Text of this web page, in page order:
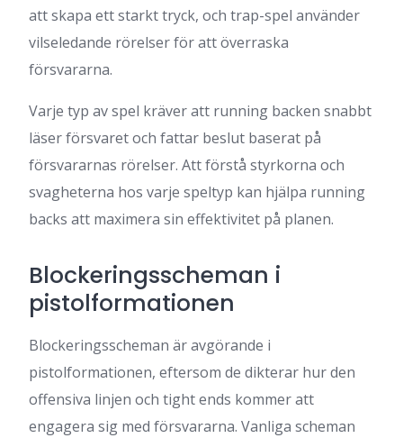
att skapa ett starkt tryck, och trap-spel använder
vilseledande rörelser för att överraska
försvararna.
Varje typ av spel kräver att running backen snabbt
läser försvaret och fattar beslut baserat på
försvararnas rörelser. Att förstå styrkorna och
svagheterna hos varje speltyp kan hjälpa running
backs att maximera sin effektivitet på planen.
Blockeringsscheman i
pistolformationen
Blockeringsscheman är avgörande i
pistolformationen, eftersom de dikterar hur den
offensiva linjen och tight ends kommer att
engagera sig med försvararna. Vanliga scheman